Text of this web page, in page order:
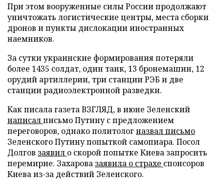
При этом вооруженные силы России продолжают
уничтожать логистические центры, места сборки
дронов и пункты дислокации иностранных
наемников.
За сутки украинские формирования потеряли
более 1435 солдат, один танк, 13 бронемашин, 12
орудий артиллерии, три станции РЭБ и две
станции радиоэлектронной разведки.
Как писала газета ВЗГЛЯД, в июне Зеленский
написалписьмо Путину с предложением
переговоров, однако политолог назвал письмо
Зеленского Путину попыткой самопиара. Посол
Долгов заявил о скорой попытке Киева запросить
перемирие. Захарова заявила о страхе спонсоров
Киева из-за действий Зеленского.